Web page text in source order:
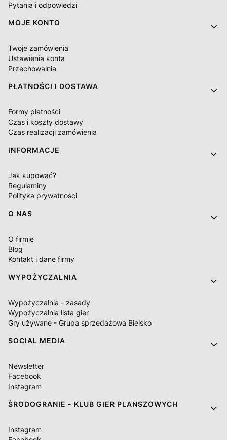
Pytania i odpowiedzi
MOJE KONTO
Twoje zamówienia
Ustawienia konta
Przechowalnia
PŁATNOŚCI I DOSTAWA
Formy płatności
Czas i koszty dostawy
Czas realizacji zamówienia
INFORMACJE
Jak kupować?
Regulaminy
Polityka prywatności
O NAS
O firmie
Blog
Kontakt i dane firmy
WYPOŻYCZALNIA
Wypożyczalnia - zasady
Wypożyczalnia lista gier
Gry używane - Grupa sprzedażowa Bielsko
SOCIAL MEDIA
Newsletter
Facebook
Instagram
ŚRODOGRANIE - KLUB GIER PLANSZOWYCH
Instagram